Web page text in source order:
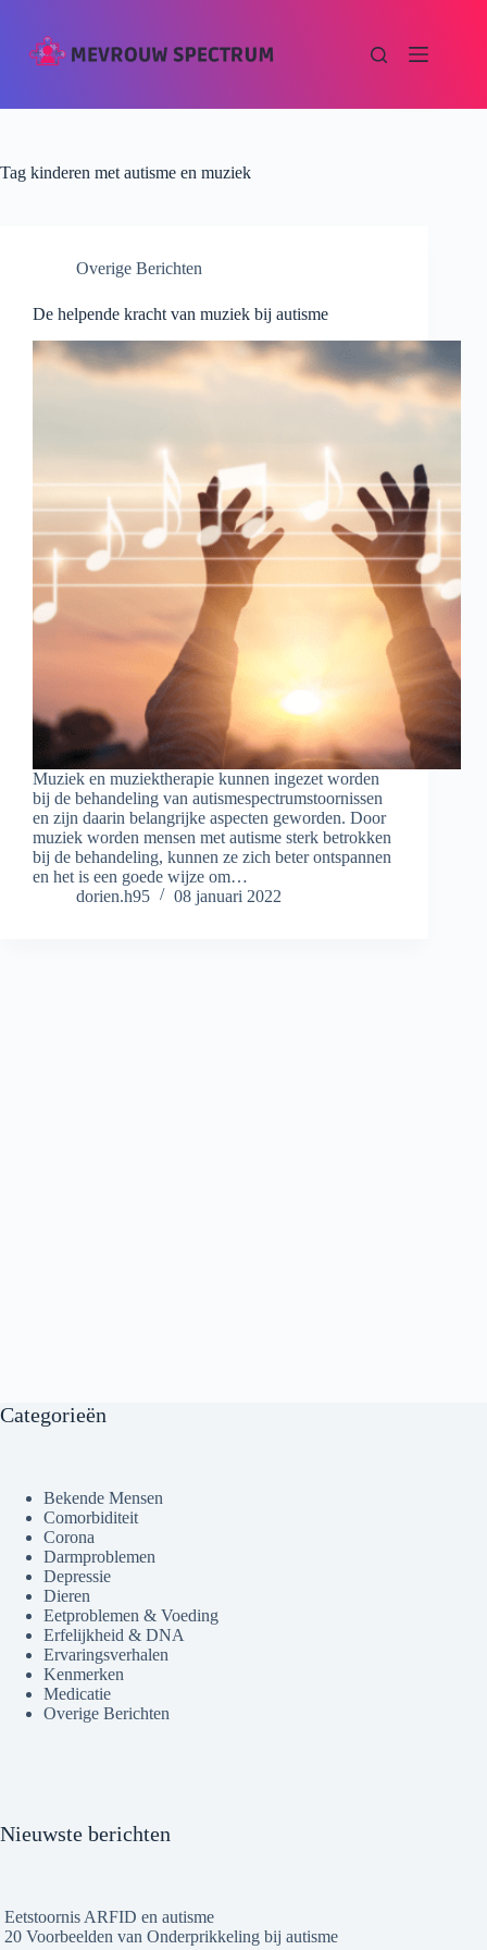
Tag kinderen met autisme en muziek
Overige Berichten
De helpende kracht van muziek bij autisme
Muziek en muziektherapie kunnen ingezet worden
bij de behandeling van autismespectrumstoornissen
en zijn daarin belangrijke aspecten geworden. Door
muziek worden mensen met autisme sterk betrokken
bij de behandeling, kunnen ze zich beter ontspannen
en het is een goede wijze om…
dorien.h95
08 januari 2022
Categorieën
Bekende Mensen
Comorbiditeit
Corona
Darmproblemen
Depressie
Dieren
Eetproblemen & Voeding
Erfelijkheid & DNA
Ervaringsverhalen
Kenmerken
Medicatie
Overige Berichten
Nieuwste berichten
Eetstoornis ARFID en autisme
20 Voorbeelden van Onderprikkeling bij autisme